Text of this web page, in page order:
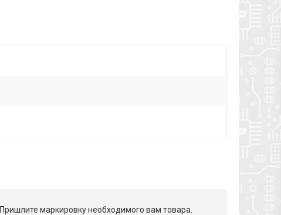
Пришлите маркировку необходимого вам товара.